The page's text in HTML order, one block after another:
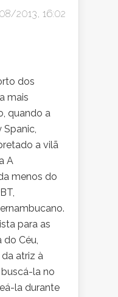
2013, 16:02
dos
mais
quando a
Spanic,
a vilã
A
menos do
para as
do Céu,
atriz à
la no
la durante